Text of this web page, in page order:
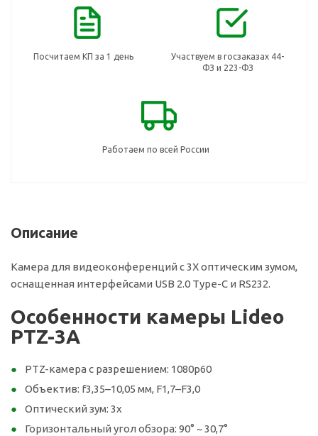
Посчитаем КП за 1 день
Участвуем в госзаказах 44-
ФЗ и 223-ФЗ
Работаем по всей России
Описание
Камера для видеоконференций с 3Х оптическим зумом,
оснащенная интерфейсами USB 2.0 Type-C и RS232.
Особенности камеры Lideo
PTZ-3A
PTZ-камера с разрешением: 1080р60
Объектив: f3,35–10,05 мм, F1,7–F3,0
Оптический зум: 3х
Горизонтальный угол обзора: 90° ~ 30,7°